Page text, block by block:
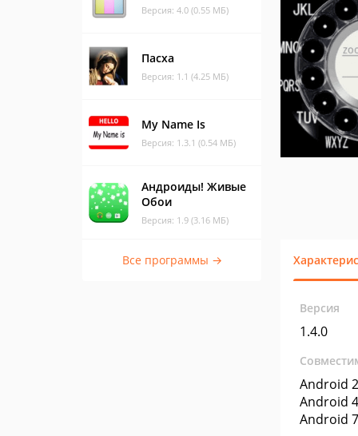
Версия: 4.0 (0.55 МБ)
Пасха
Версия: 1.1 (4.25 МБ)
My Name Is
Версия: 1.3.1 (0.54 МБ)
Андроиды! Живые
Обои
Версия: 1.9 (3.16 МБ)
Все программы →
Версия
1.4.0
Android
Android
Android